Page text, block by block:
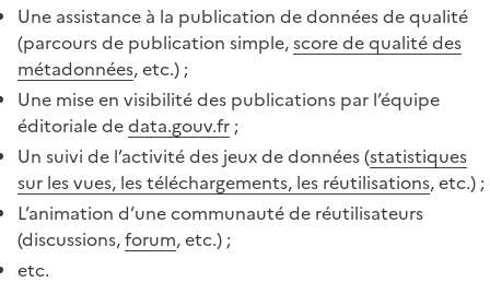
Une assistance à la publication de données de qualité
(parcours de publication simple,score de qualité des
métadonnées, etc.) ;
Une mise en visibilité des publications par l’équipe
éditoriale dedata.gouv.fr ;
Un suivi de l’activité des jeux de données (statistiques
sur les vues, les téléchargements, les réutilisations, etc.) ;
L’animation d’une communauté de réutilisateurs
(discussions,forum, etc.) ;
etc.